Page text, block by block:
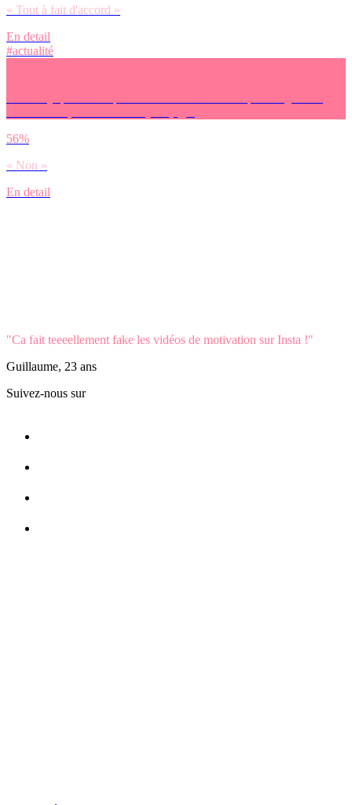
« Tout à fait d'accord »
En detail
#actualité
56%
« Non »
En detail
"Ca fait teeeellement fake les vidéos de motivation sur Insta !"
Guillaume, 23 ans
Suivez-nous sur